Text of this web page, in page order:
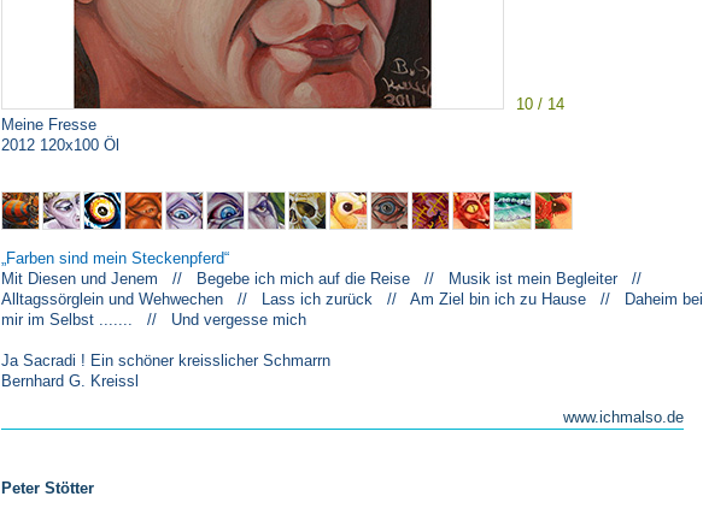
10 / 14
Meine Fresse
2012 120x100 Öl
Farben sind mein Steckenpferd
Mit Diesen und Jenem // Begebe ich mich auf die Reise // Musik ist mein Begleiter //
Alltagssörglein und Wehwechen // Lass ich zurück // Am Ziel bin ich zu Hause // Daheim bei
mir im Selbst ....... // Und vergesse mich
Ja Sacradi ! Ein schöner kreisslicher Schmarrn
Bernhard G. Kreissl
www.ichmalso.de
Peter Stötter